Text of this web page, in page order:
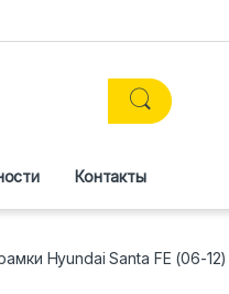
Контакты
Hyundai Santa FE (06-12)